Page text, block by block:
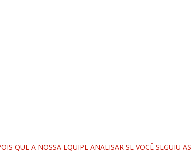
QUE A NOSSA EQUIPE ANALISAR SE VOCÊ SEGUIU AS